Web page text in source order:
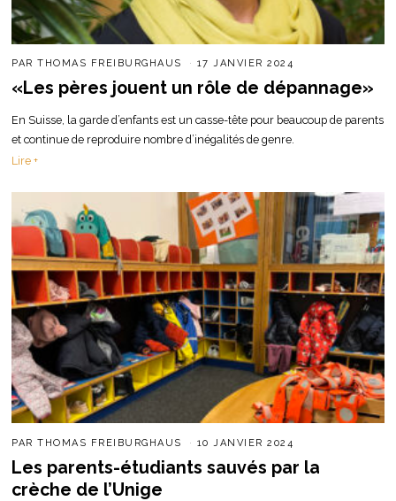
PARTHOMAS FREIBURGHAUS 17 JANVIER 2024
«Les pères jouent un rôle de dépannage»
En Suisse, la garde d’enfants est un casse-tête pour beaucoup de parents
et continue de reproduire nombre d’inégalités de genre.
Lire +
PARTHOMAS FREIBURGHAUS 10 JANVIER 2024
Les parents-étudiants sauvés par la
crèche de l’Unige